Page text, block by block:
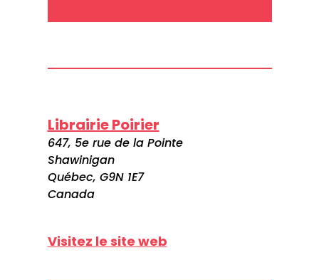
Librairie Poirier
647, 5e rue de la Pointe
Shawinigan
Québec, G9N 1E7
Canada
Visitez le site web